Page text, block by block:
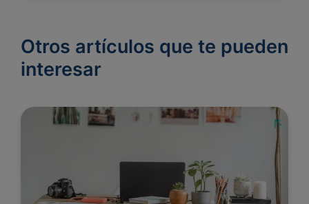
Otros artículos que te pueden
interesar